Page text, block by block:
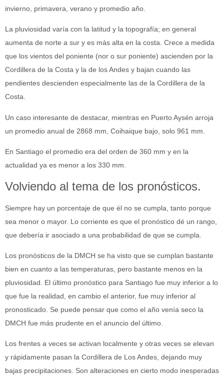
invierno, primavera, verano y promedio año.
La pluviosidad varía con la latitud y la topografía; en general
aumenta de norte a sur y es más alta en la costa. Crece a medida
que los vientos del poniente (nor o sur poniente) ascienden por la
Cordillera de la Costa y la de los Andes y bajan cuando las
pendientes descienden especialmente las de la Cordillera de la
Costa.
Un caso interesante de destacar, mientras en Puerto Aysén arroja
un promedio anual de 2868 mm, Coihaique bajo, solo 961 mm.
En Santiago el promedio era del orden de 360 mm y en la
actualidad ya es menor a los 330 mm.
Volviendo al tema de los pronósticos.
Siempre hay un porcentaje de que él no se cumpla, tanto porque
sea menor o mayor. Lo corriente es que el pronóstico dé un rango,
que debería ir asociado a una probabilidad de que se cumpla.
Los pronósticos de la DMCH se ha visto que se cumplan bastante
bien en cuanto a las temperaturas, pero bastante menos en la
pluviosidad. El último pronóstico para Santiago fue muy inferior a lo
que fue la realidad, en cambio el anterior, fue muy inferior al
pronosticado. Se puede pensar que como el año venía seco la
DMCH fue más prudente en el anuncio del último.
Los frentes a veces se activan localmente y otras veces se elevan
y rápidamente pasan la Cordillera de Los Andes, dejando muy
bajas precipitaciones. Son alteraciones en cierto modo inesperadas